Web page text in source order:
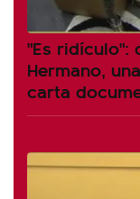
"Es ridículo":
Hermano,
carta